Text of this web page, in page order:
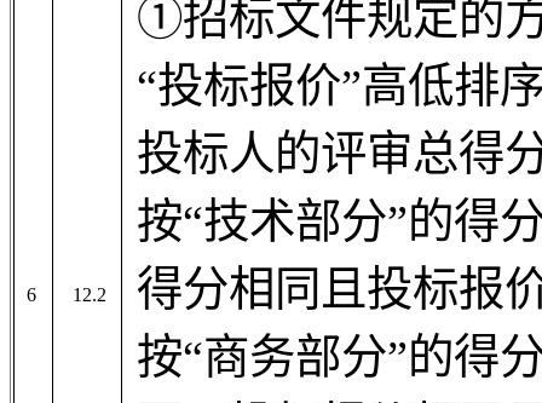
6 12.2
①招标文件规定的
“投标报价”高低排
投标人的评审总得
按“技术部分”的得
得分相同且投标报
按“商务部分”的得